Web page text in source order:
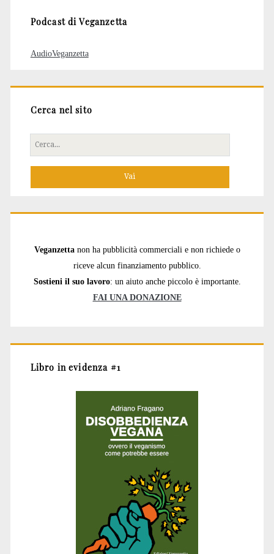
Podcast di Veganzetta
AudioVeganzetta
Cerca nel sito
Cerca
per:
Veganzetta non ha pubblicità commerciali e non richiede o
riceve alcun finanziamento pubblico.
Sostieni il suo lavoro: un aiuto anche piccolo è importante.
FAI UNA DONAZIONE
Libro in evidenza #1